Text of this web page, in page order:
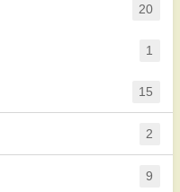
20
1
15
2
9